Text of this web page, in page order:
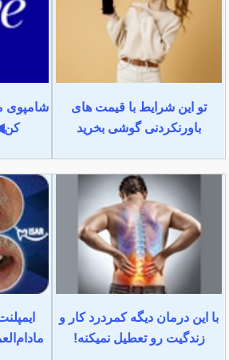
تو این شرایط با قیمت های
باورنکردنی گوشی بخرید
شامپوی
با این درمان دیگه کمردرد کار و
زندگیت رو تعطیل نمیکنه!
مادام‌العمر+ 25%